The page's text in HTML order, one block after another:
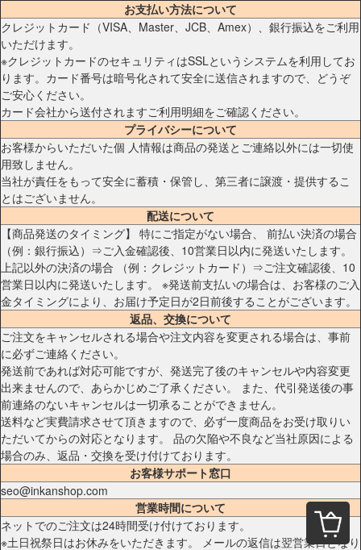
お支払い方法について
クレジットカード（VISA、Master、JCB、Amex）、銀行振込をご利用
いただけます。
※クレジットカードのセキュリティはSSLというシステムを利用してお
ります。カード番号は暗号化されて安全に送信されますので、どうぞ
ご安心ください。
カード会社から送付されますご利用明細をご確認ください。
プライバシーについて
お客様からいただいた個 人情報は商品の発送とご連絡以外には一切使
用致しません。
当社が責任をもって安全に蓄積・保管し、第三者に譲渡・提供するこ
とはございません。
配送について
【商品発送のタイミング】 特にご指定がない場合、 前払い決済の場合
（例：銀行振込）⇒ご入金確認後、10営業日以内に発送いたします。
上記以外の決済の場合 （例：クレジットカード）⇒ご注文確認後、10
営業日以内に発送いたします。 ※発送前支払いの場合は、お客様のご入
金タイミングにより、お届け予定日が2日前後することがございます。
返品、交換について
ご注文をキャンセルされる場合や注文内容を変更される場合は、事前
に必ずご連絡ください。
発送前であれば対応可能ですが、発送完了後のキャンセルや内容変更
出来ませんので、あらかじめご了承ください。 また、代引発送後の事
前連絡のないキャンセルは一切承ることができません。
送料など実費請求させて頂きますので、必ず一度商品をお受け取りい
ただいてからの対応となります。 品の欠陥や不良など当社原因による
場合のみ、返品・交換を受け付けております。
お客様サポート窓口
seo@inkanshop.com
営業時間について
ネットでのご注文は24時間受け付けております。
※土日祝祭日はお休みをいただきます。 メールの返信は翌営業日となり